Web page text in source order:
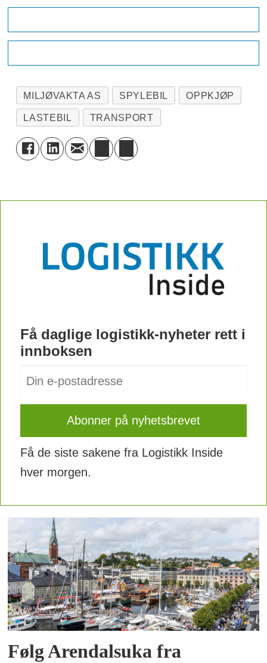
MILJØVAKTA AS SPYLEBIL OPPKJØP
LASTEBIL TRANSPORT
Få daglige logistikk-nyheter rett i
innboksen
Få de siste sakene fra Logistikk Inside
hver morgen.
Følg Arendalsuka fra